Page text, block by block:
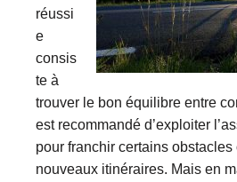
réussi
e
consis
te à
trouver le bon équilibre entre
est recommandé d’exploiter
pour franchir certains
nouveaux itinéraires. Mais en